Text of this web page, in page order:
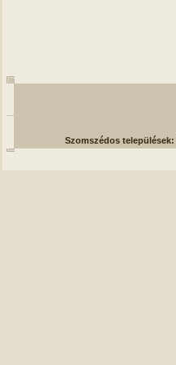
Szomszédos települések: